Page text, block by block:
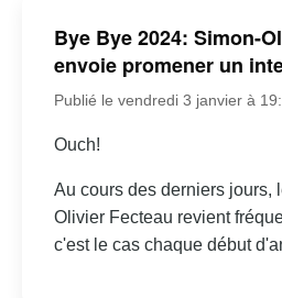
Bye Bye 2024: Simon-
envoie promener un
Publié le vendredi 3 janvier à
Ouch!
Au cours des derniers jours,
Olivier Fecteau revient
c'est le cas chaque début